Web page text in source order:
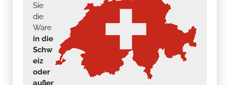
Sie
die
Ware
in die
Schw
eiz
oder
außer